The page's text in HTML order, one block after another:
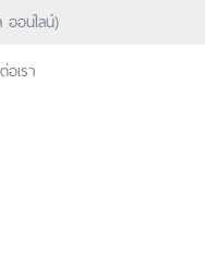
ออนไลน์)
อเรา